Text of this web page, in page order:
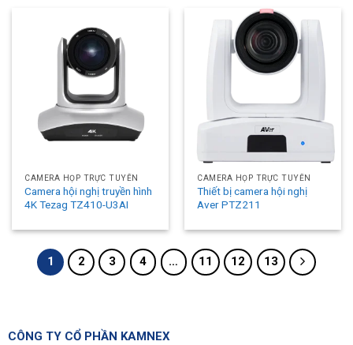
CAMERA HỌP TRỰC TUYẾN
Camera hội nghị truyền hình
4K Tezag TZ410-U3AI
CAMERA HỌP TRỰC TUYẾN
Thiết bị camera hội nghị
Aver PTZ211
1 2 3 4 … 11 12 13
CÔNG TY CỔ PHẦN KAMNEX